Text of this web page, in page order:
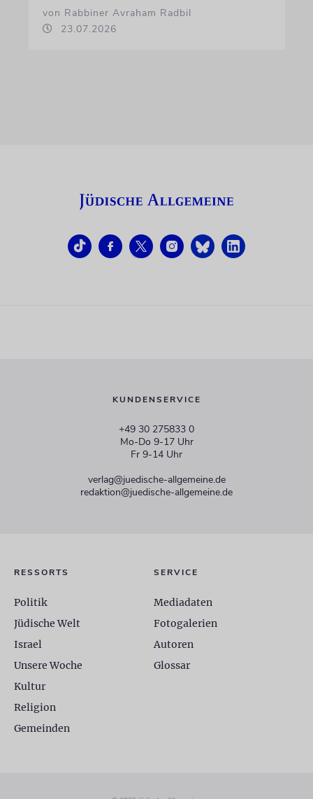
von Rabbiner Avraham Radbil
23.07.2026
KUNDENSERVICE
+49 30 275833 0
Mo-Do 9-17 Uhr
Fr 9-14 Uhr
verlag@juedische-allgemeine.de
redaktion@juedische-allgemeine.de
RESSORTS
Politik
Jüdische Welt
Israel
Unsere Woche
Kultur
Religion
Gemeinden
SERVICE
Mediadaten
Fotogalerien
Autoren
Glossar